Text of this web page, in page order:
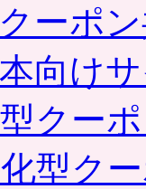
ーポ
向け
クー
型ク